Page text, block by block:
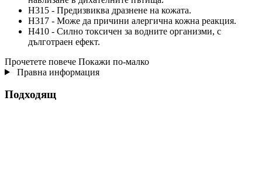
H315 - Предизвиква дразнене на кожата.
H317 - Може да причини алергична кожна реакция.
H410 - Силно токсичен за водните организми, с
дълготраен ефект.
Прочетете повече Покажи по-малко
Правна информация
Подходящ